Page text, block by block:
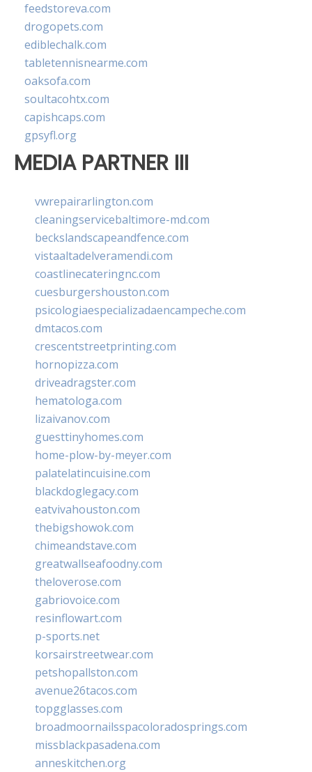
feedstoreva.com
drogopets.com
ediblechalk.com
tabletennisnearme.com
oaksofa.com
soultacohtx.com
capishcaps.com
gpsyfl.org
MEDIA PARTNER III
vwrepairarlington.com
cleaningservicebaltimore-md.com
beckslandscapeandfence.com
vistaaltadelveramendi.com
coastlinecateringnc.com
cuesburgershouston.com
psicologiaespecializadaencampeche.com
dmtacos.com
crescentstreetprinting.com
hornopizza.com
driveadragster.com
hematologa.com
lizaivanov.com
guesttinyhomes.com
home-plow-by-meyer.com
palatelatincuisine.com
blackdoglegacy.com
eatvivahouston.com
thebigshowok.com
chimeandstave.com
greatwallseafoodny.com
theloverose.com
gabriovoice.com
resinflowart.com
p-sports.net
korsairstreetwear.com
petshopallston.com
avenue26tacos.com
topgglasses.com
broadmoornailsspacoloradosprings.com
missblackpasadena.com
anneskitchen.org